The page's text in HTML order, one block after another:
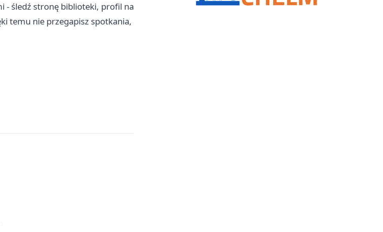
- śledź stronę biblioteki, profil na
temu nie przegapisz spotkania,